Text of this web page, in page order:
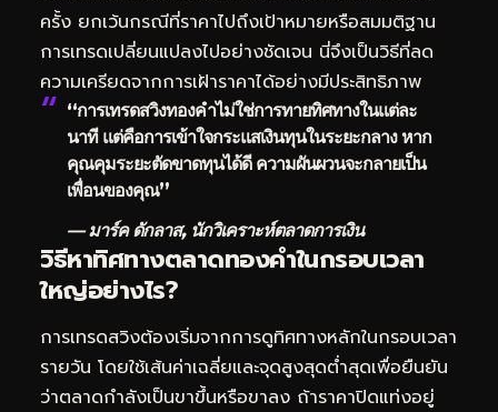
ครั้ง ยกเว้นกรณีที่ราคาไปถึงเป้าหมายหรือสมมติฐาน
การเทรดเปลี่ยนแปลงไปอย่างชัดเจน นี่จึงเป็นวิธีที่ลด
ความเครียดจากการเฝ้าราคาได้อย่างมีประสิทธิภาพ
“การเทรดสวิงทองคำไม่ใช่การทายทิศทางในแต่ละ
นาที แต่คือการเข้าใจกระแสเงินทุนในระยะกลาง หาก
คุณคุมระยะตัดขาดทุนได้ดี ความผันผวนจะกลายเป็น
เพื่อนของคุณ”
— มาร์ค ดักลาส, นักวิเคราะห์ตลาดการเงิน
วิธีหาทิศทางตลาดทองคำในกรอบเวลา
ใหญ่อย่างไร?
การเทรดสวิงต้องเริ่มจากการดูทิศทางหลักในกรอบเวลา
รายวัน โดยใช้เส้นค่าเฉลี่ยและจุดสูงสุดต่ำสุดเพื่อยืนยัน
ว่าตลาดกำลังเป็นขาขึ้นหรือขาลง ถ้าราคาปิดแท่งอยู่